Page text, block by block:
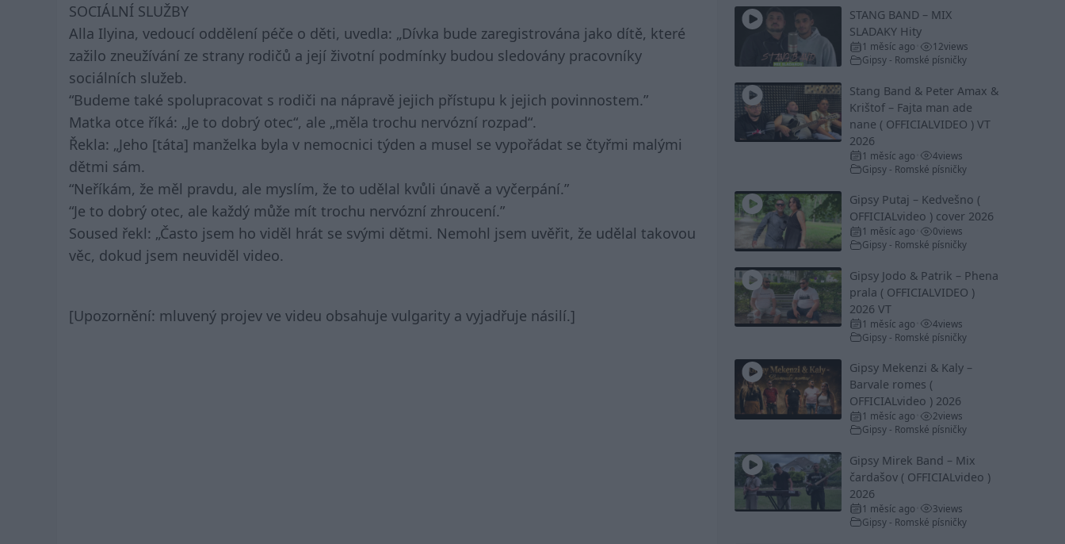
SOCIÁLNÍ SLUŽBY
Alla Ilyina, vedoucí oddělení péče o děti, uvedla: „Dívka bude zaregistrována jako dítě, které
zažilo zneužívání ze strany rodičů a její životní podmínky budou sledovány pracovníky
sociálních služeb.
“Budeme také spolupracovat s rodiči na nápravě jejich přístupu k jejich povinnostem.”
Matka otce říká: „Je to dobrý otec“, ale „měla trochu nervózní rozpad“.
Řekla: „Jeho [táta] manželka byla v nemocnici týden a musel se vypořádat se čtyřmi malými
dětmi sám.
“Neříkám, že měl pravdu, ale myslím, že to udělal kvůli únavě a vyčerpání.”
“Je to dobrý otec, ale každý může mít trochu nervózní zhroucení.”
Soused řekl: „Často jsem ho viděl hrát se svými dětmi. Nemohl jsem uvěřit, že udělal takovou
věc, dokud jsem neuviděl video.
[Upozornění: mluvený projev ve videu obsahuje vulgarity a vyjadřuje násilí.]
STANG BAND – MIX
SLADAKY Hity
1 měsíc ago 12views
Gipsy - Romské písničky
Stang Band & Peter Amax &
Krištof – Fajta man ade
nane ( OFFICIALVIDEO ) VT
2026
1 měsíc ago 4views
Gipsy - Romské písničky
Gipsy Putaj – Kedvešno (
OFFICIALvideo ) cover 2026
1 měsíc ago 0views
Gipsy - Romské písničky
Gipsy Jodo & Patrik – Phena
prala ( OFFICIALVIDEO )
2026 VT
1 měsíc ago 4views
Gipsy - Romské písničky
Gipsy Mekenzi & Kaly –
Barvale romes (
OFFICIALvideo ) 2026
1 měsíc ago 2views
Gipsy - Romské písničky
Gipsy Mirek Band – Mix
čardašov ( OFFICIALvideo )
2026
1 měsíc ago 3views
Gipsy - Romské písničky